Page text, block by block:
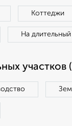
Коттеджи
На
участков